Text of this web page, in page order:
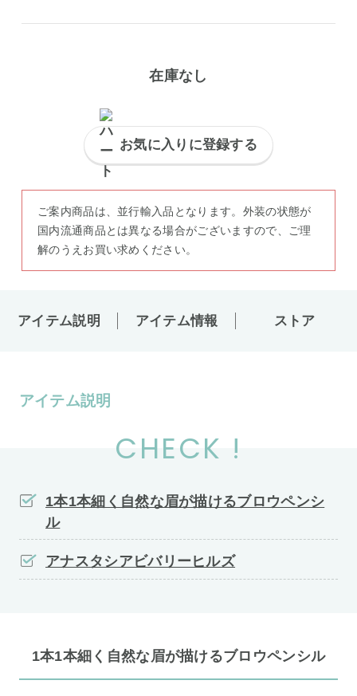
在庫なし
お気に入りに登録する
ご案内商品は、並行輸入品となります。外装の状態が
国内流通商品とは異なる場合がございますので、ご理
解のうえお買い求めください。
アイテム説明 アイテム情報 ストア
アイテム説明
CHECK !
1本1本細く自然な眉が描けるブロウペンシ
ル
アナスタシアビバリーヒルズ
1本1本細く自然な眉が描けるブロウペンシル